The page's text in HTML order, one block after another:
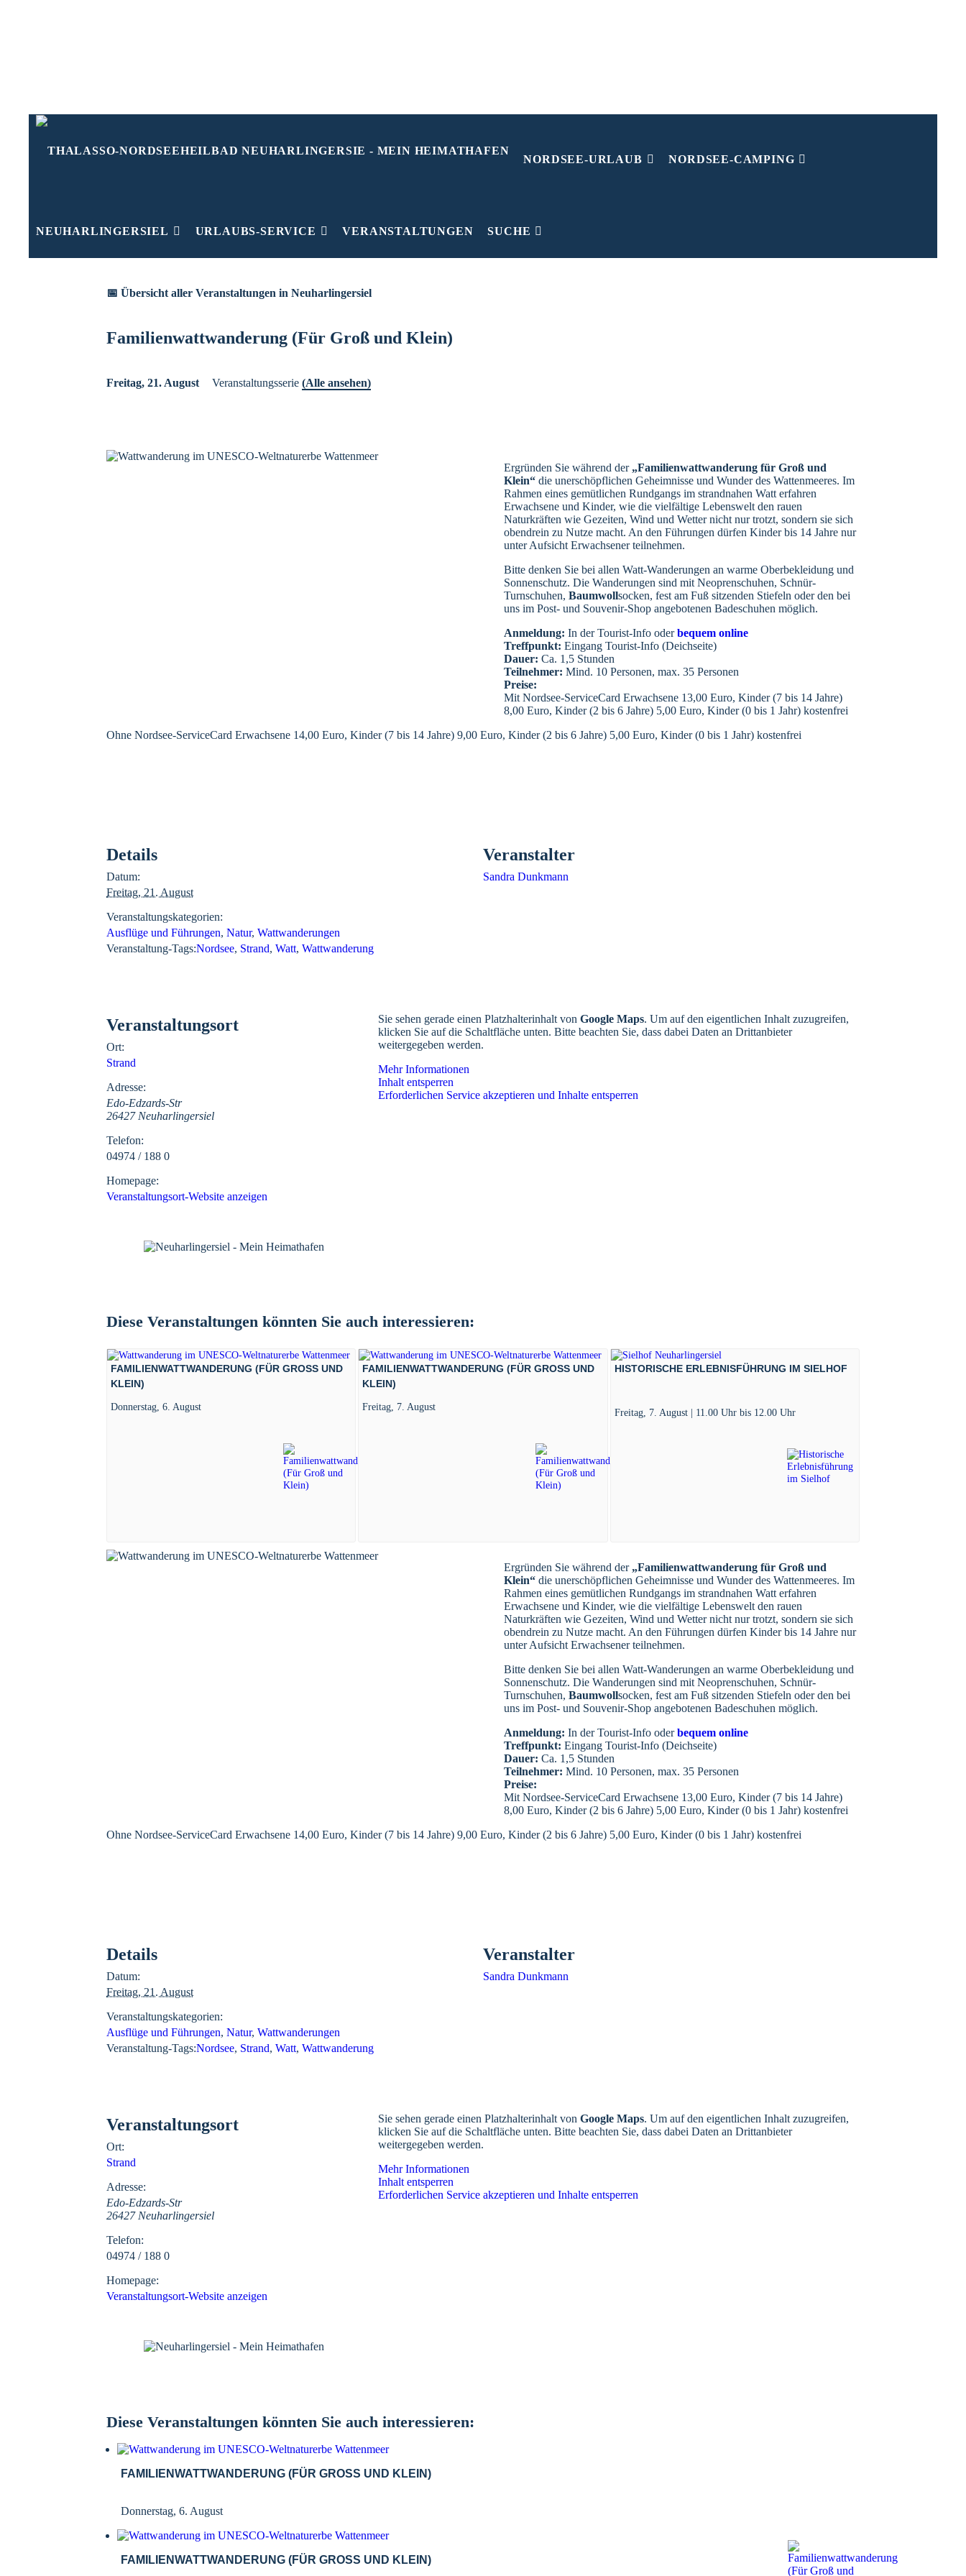
NORDSEE-URLAUB NORDSEE-CAMPING
NEUHARLINGERSIEL URLAUBS-SERVICE VERANSTALTUNGEN SUCHE
📅 Übersicht aller Veranstaltungen in Neuharlingersiel
Familienwattwanderung (Für Groß und Klein)
Freitag, 21. August Veranstaltungsserie (Alle ansehen)
Ergründen Sie während der „Familienwattwanderung für Groß und
Klein“ die unerschöpflichen Geheimnisse und Wunder des Wattenmeeres. Im
Rahmen eines gemütlichen Rundgangs im strandnahen Watt erfahren
Erwachsene und Kinder, wie die vielfältige Lebenswelt den rauen
Naturkräften wie Gezeiten, Wind und Wetter nicht nur trotzt, sondern sie sich
obendrein zu Nutze macht. An den Führungen dürfen Kinder bis 14 Jahre nur
unter Aufsicht Erwachsener teilnehmen.
Bitte denken Sie bei allen Watt-Wanderungen an warme Oberbekleidung und
Sonnenschutz. Die Wanderungen sind mit Neoprenschuhen, Schnür-
Turnschuhen,Baumwollsocken, fest am Fuß sitzenden Stiefeln oder den bei
uns im Post- und Souvenir-Shop angebotenen Badeschuhen möglich.
Anmeldung: In der Tourist-Info oderbequem online
Treffpunkt: Eingang Tourist-Info (Deichseite)
Dauer: Ca. 1,5 Stunden
Teilnehmer: Mind. 10 Personen, max. 35 Personen
Preise:
Mit Nordsee-ServiceCard Erwachsene 13,00 Euro, Kinder (7 bis 14 Jahre)
8,00 Euro, Kinder (2 bis 6 Jahre) 5,00 Euro, Kinder (0 bis 1 Jahr) kostenfrei
Ohne Nordsee-ServiceCard Erwachsene 14,00 Euro, Kinder (7 bis 14 Jahre) 9,00 Euro, Kinder (2 bis 6 Jahre) 5,00 Euro, Kinder (0 bis 1 Jahr) kostenfrei
Details
Datum:
Freitag, 21. August
Veranstaltungskategorien:
Ausflüge und Führungen, Natur, Wattwanderungen
Veranstaltung-Tags:Nordsee, Strand, Watt, Wattwanderung
Veranstalter
Sandra Dunkmann
Veranstaltungsort
Ort:
Strand
Adresse:
Edo-Edzards-Str
26427 Neuharlingersiel
Telefon:
04974 / 188 0
Homepage:
Veranstaltungsort-Website anzeigen
Sie sehen gerade einen Platzhalterinhalt von Google Maps. Um auf den eigentlichen Inhalt zuzugreifen,
klicken Sie auf die Schaltfläche unten. Bitte beachten Sie, dass dabei Daten an Drittanbieter
weitergegeben werden.
Mehr Informationen
Inhalt entsperren
Erforderlichen Service akzeptieren und Inhalte entsperren
Diese Veranstaltungen könnten Sie auch interessieren:
FAMILIENWATTWANDERUNG (FÜR GROSS UND K
LEIN)
Donnerstag, 6. August
FAMILIENWATTWANDERUNG (FÜR GROSS UND K
LEIN)
Freitag, 7. August
HISTORISCHE ERLEBNISFÜHRUNG IM SIELHOF
Freitag, 7. August | 11.00 Uhr bis 12.00 Uhr
Ergründen Sie während der „Familienwattwanderung für Groß und
Klein“ die unerschöpflichen Geheimnisse und Wunder des Wattenmeeres. Im
Rahmen eines gemütlichen Rundgangs im strandnahen Watt erfahren
Erwachsene und Kinder, wie die vielfältige Lebenswelt den rauen
Naturkräften wie Gezeiten, Wind und Wetter nicht nur trotzt, sondern sie sich
obendrein zu Nutze macht. An den Führungen dürfen Kinder bis 14 Jahre nur
unter Aufsicht Erwachsener teilnehmen.
Bitte denken Sie bei allen Watt-Wanderungen an warme Oberbekleidung und
Sonnenschutz. Die Wanderungen sind mit Neoprenschuhen, Schnür-
Turnschuhen,Baumwollsocken, fest am Fuß sitzenden Stiefeln oder den bei
uns im Post- und Souvenir-Shop angebotenen Badeschuhen möglich.
Anmeldung: In der Tourist-Info oderbequem online
Treffpunkt: Eingang Tourist-Info (Deichseite)
Dauer: Ca. 1,5 Stunden
Teilnehmer: Mind. 10 Personen, max. 35 Personen
Preise:
Mit Nordsee-ServiceCard Erwachsene 13,00 Euro, Kinder (7 bis 14 Jahre)
8,00 Euro, Kinder (2 bis 6 Jahre) 5,00 Euro, Kinder (0 bis 1 Jahr) kostenfrei
Ohne Nordsee-ServiceCard Erwachsene 14,00 Euro, Kinder (7 bis 14 Jahre) 9,00 Euro, Kinder (2 bis 6 Jahre) 5,00 Euro, Kinder (0 bis 1 Jahr) kostenfrei
Details
Datum:
Freitag, 21. August
Veranstaltungskategorien:
Ausflüge und Führungen, Natur, Wattwanderungen
Veranstaltung-Tags:Nordsee, Strand, Watt, Wattwanderung
Veranstalter
Sandra Dunkmann
Veranstaltungsort
Ort:
Strand
Adresse:
Edo-Edzards-Str
26427 Neuharlingersiel
Telefon:
04974 / 188 0
Homepage:
Veranstaltungsort-Website anzeigen
Sie sehen gerade einen Platzhalterinhalt von Google Maps. Um auf den eigentlichen Inhalt zuzugreifen,
klicken Sie auf die Schaltfläche unten. Bitte beachten Sie, dass dabei Daten an Drittanbieter
weitergegeben werden.
Mehr Informationen
Inhalt entsperren
Erforderlichen Service akzeptieren und Inhalte entsperren
Diese Veranstaltungen könnten Sie auch interessieren:
FAMILIENWATTWANDERUNG (FÜR GROSS UND KLEIN)
Donnerstag, 6. August
FAMILIENWATTWANDERUNG (FÜR GROSS UND KLEIN)